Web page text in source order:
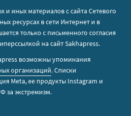
и иных материалов с сайта Сетевого
ресурсах в сети Интернет и в
только с письменного согласия
на сайт Sakhapress.
возможны упоминания
организаций. Списки
Metа, ее продукты Instagram и
за экстремизм.